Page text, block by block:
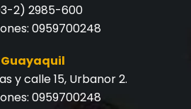
2) 2985-600
0959700248
Guayaquil
y calle 15, Urbanor 2.
0959700248